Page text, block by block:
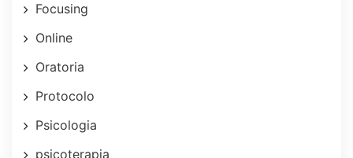
Focusing
Online
Oratoria
Protocolo
Psicologia
psicoterapia